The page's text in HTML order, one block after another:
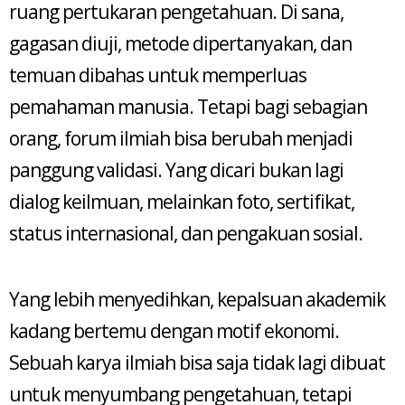
ruang pertukaran pengetahuan. Di sana,
gagasan diuji, metode dipertanyakan, dan
temuan dibahas untuk memperluas
pemahaman manusia. Tetapi bagi sebagian
orang, forum ilmiah bisa berubah menjadi
panggung validasi. Yang dicari bukan lagi
dialog keilmuan, melainkan foto, sertifikat,
status internasional, dan pengakuan sosial.
Yang lebih menyedihkan, kepalsuan akademik
kadang bertemu dengan motif ekonomi.
Sebuah karya ilmiah bisa saja tidak lagi dibuat
untuk menyumbang pengetahuan, tetapi